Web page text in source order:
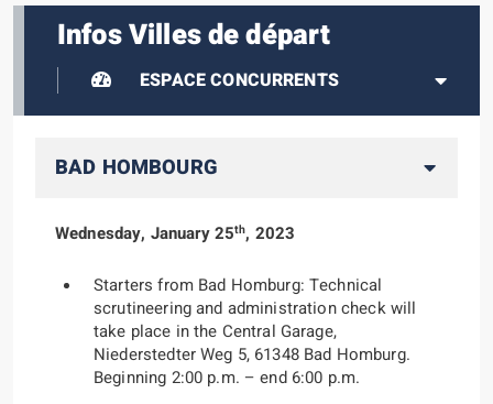
Infos Villes de départ
ESPACE CONCURRENTS
BAD HOMBOURG
Wednesday, January 25th, 2023
Starters from Bad Homburg: Technical
scrutineering and administration check will
take place in the Central Garage,
Niederstedter Weg 5, 61348 Bad Homburg.
Beginning 2:00 p.m. – end 6:00 p.m.